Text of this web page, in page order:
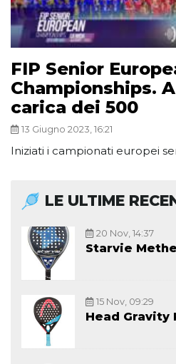
FIP Senior
Championships.
carica dei 500
13 Giugno 2023, 16:21
Iniziati i campionati europei
LE ULTIME
20 Nov, 14:37
Starvie
15 Nov, 09:29
Head Gravity